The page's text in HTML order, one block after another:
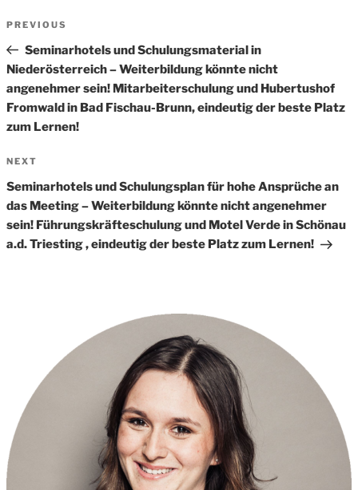
Previous
Post
PREVIOUS
Seminarhotels und Schulungsmaterial in
Niederösterreich – Weiterbildung könnte nicht
angenehmer sein! Mitarbeiterschulung und Hubertushof
Fromwald in Bad Fischau-Brunn, eindeutig der beste Platz
zum Lernen!
Next
Post
NEXT
Seminarhotels und Schulungsplan für hohe Ansprüche an
das Meeting – Weiterbildung könnte nicht angenehmer
sein! Führungskräfteschulung und Motel Verde in Schönau
a.d. Triesting , eindeutig der beste Platz zum Lernen!